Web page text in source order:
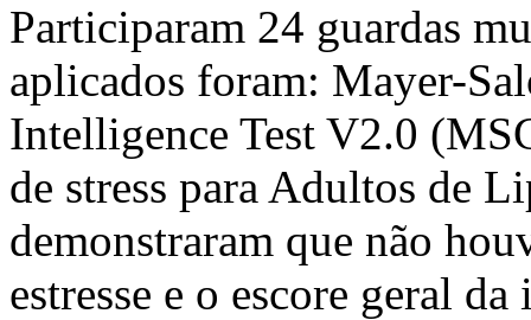
Participaram 24 guardas
aplicados foram: Mayer-
Intelligence Test V2.0
de stress para Adultos de
demonstraram que não
estresse e o escore geral